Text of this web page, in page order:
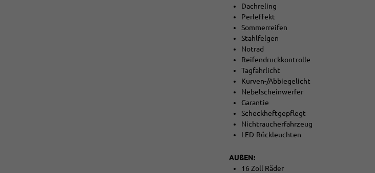
Dachreling
Perleffekt
Sommerreifen
Stahlfelgen
Notrad
Reifendruckkontrolle
Tagfahrlicht
Kurven-/Abbiegelicht
Nebelscheinwerfer
Garantie
Scheckheftgepflegt
Nichtraucherfahrzeug
LED-Rückleuchten
AUßEN:
16 Zoll Räder